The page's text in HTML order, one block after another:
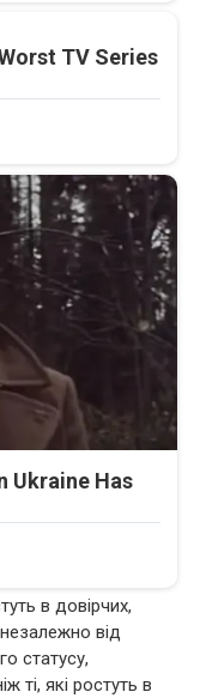
в довірчих,
від
статусу,
ті, які ростуть в